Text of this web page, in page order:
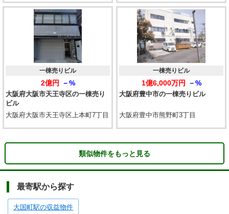
大阪府大阪市天王寺区の一棟売り
ビル
一棟売りビル
2億円 －%
大阪府大阪市天王寺区上本町7丁目
大阪府豊中市の一棟売りビル
一棟売りビル
1億6,000万円 －%
大阪府豊中市熊野町3丁目
類似物件をもっと見る
最寄駅から探す
大国町駅の収益物件